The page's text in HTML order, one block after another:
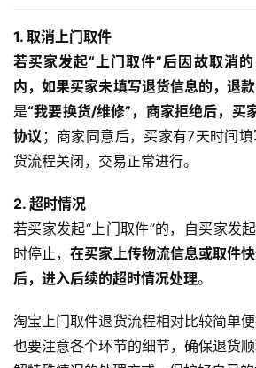
1. 取消上门取件
若买家发起“上门取件”后因故取消
内，如果买家未填写退货信息的，退
是“我要换货/维修”，商家拒绝后，买
协议 ；商家同意后，买家有7天时间
货流程关闭，交易正常进行。
2. 超时情况
若买家发起“上门取件”的，自买家发
时停止，在买家上传物流信息或取件
后，进入后续的超时情况处理。
淘宝上门取件退货流程相对比较简单
也要注意各个环节的细节，确保退货